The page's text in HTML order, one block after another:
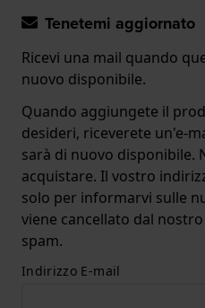
Tenetemi aggiornato
Ricevi una mail quando
nuovo disponibile.
Quando aggiungete il
desideri, riceverete un'e-
sarà di nuovo disponibile.
acquistare. Il vostro
solo per informarvi sulle
viene cancellato dal
spam.
Indirizzo E-mail